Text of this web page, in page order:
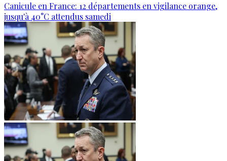
Canicule en France: 12 départements en vigilance orange,
jusqu'à 40°C attendus samedi